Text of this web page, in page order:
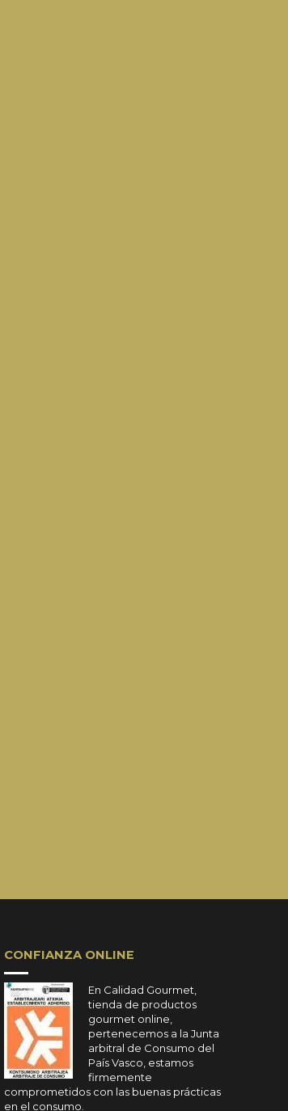
CONFIANZA ONLINE
En Calidad Gourmet,
tienda de productos
gourmet online,
pertenecemos a la Junta
arbitral de Consumo del
País Vasco, estamos
firmemente
comprometidos con las buenas prácticas
en el consumo.